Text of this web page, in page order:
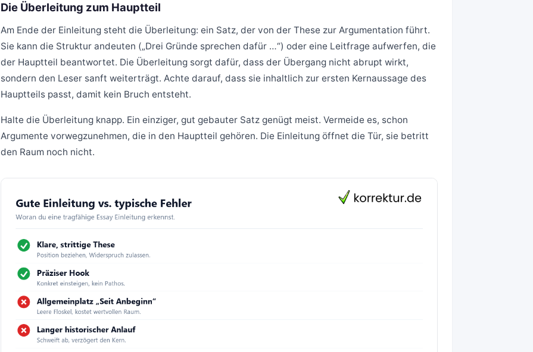
Die Überleitung zum Hauptteil
Am Ende der Einleitung steht die Überleitung: ein Satz, der von der These zur Argumentation führt.
Sie kann die Struktur andeuten („Drei Gründe sprechen dafür …“) oder eine Leitfrage aufwerfen, die
der Hauptteil beantwortet. Die Überleitung sorgt dafür, dass der Übergang nicht abrupt wirkt,
sondern den Leser sanft weiterträgt. Achte darauf, dass sie inhaltlich zur ersten Kernaussage des
Hauptteils passt, damit kein Bruch entsteht.
Halte die Überleitung knapp. Ein einziger, gut gebauter Satz genügt meist. Vermeide es, schon
Argumente vorwegzunehmen, die in den Hauptteil gehören. Die Einleitung öffnet die Tür, sie betritt
den Raum noch nicht.